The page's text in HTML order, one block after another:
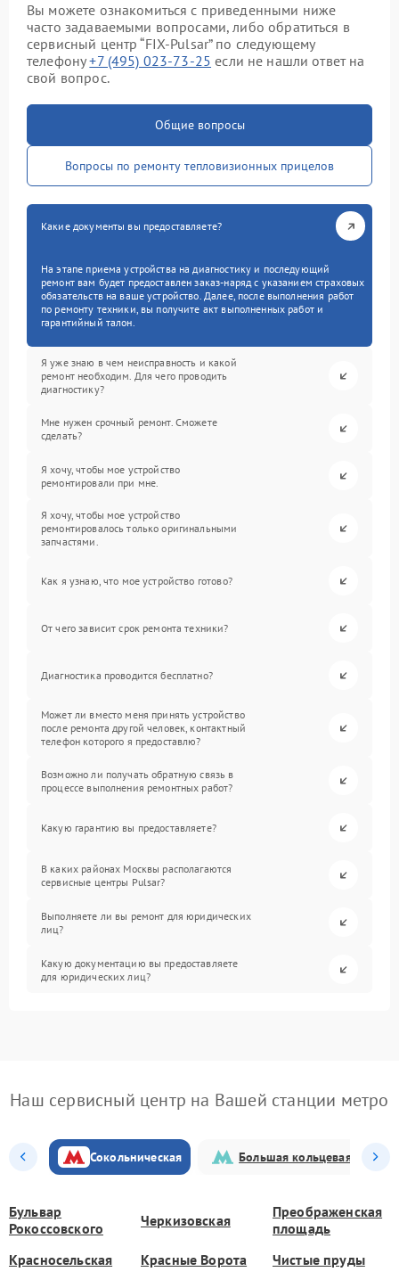
Вы можете ознакомиться с приведенными ниже
часто задаваемыми вопросами, либо обратиться в
сервисный центр “FIX-Pulsar” по следующему
телефону+7 (495) 023-73-25 если не нашли ответ на
свой вопрос.
Общие вопросы
Вопросы по ремонту тепловизионных прицелов
Какие документы вы предоставляете?
На этапе приема устройства на диагностику и последующий
ремонт вам будет предоставлен заказ-наряд с указанием страховых
обязательств на ваше устройство. Далее, после выполнения работ
по ремонту техники, вы получите акт выполненных работ и
гарантийный талон.
Я уже знаю в чем неисправность и какой
ремонт необходим. Для чего проводить
диагностику?
Мне нужен срочный ремонт. Сможете
сделать?
Я хочу, чтобы мое устройство
ремонтировали при мне.
Я хочу, чтобы мое устройство
ремонтировалось только оригинальными
запчастями.
Как я узнаю, что мое устройство готово?
От чего зависит срок ремонта техники?
Диагностика проводится бесплатно?
Может ли вместо меня принять устройство
после ремонта другой человек, контактный
телефон которого я предоставлю?
Возможно ли получать обратную связь в
процессе выполнения ремонтных работ?
Какую гарантию вы предоставляете?
В каких районах Москвы располагаются
сервисные центры Pulsar?
Выполняете ли вы ремонт для юридических
лиц?
Какую документацию вы предоставляете
для юридических лиц?
Наш сервисный центр на Вашей станции метро
Сокольническая Большая кольцевая
Бульвар
Рокоссовского
Черкизовская
Преображенская
площадь
Красносельская
Красные Ворота Чистые пруды